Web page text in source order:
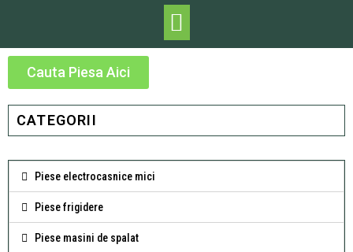
Cauta Piesa Aici
CATEGORII
Piese electrocasnice mici
Piese frigidere
Piese masini de spalat